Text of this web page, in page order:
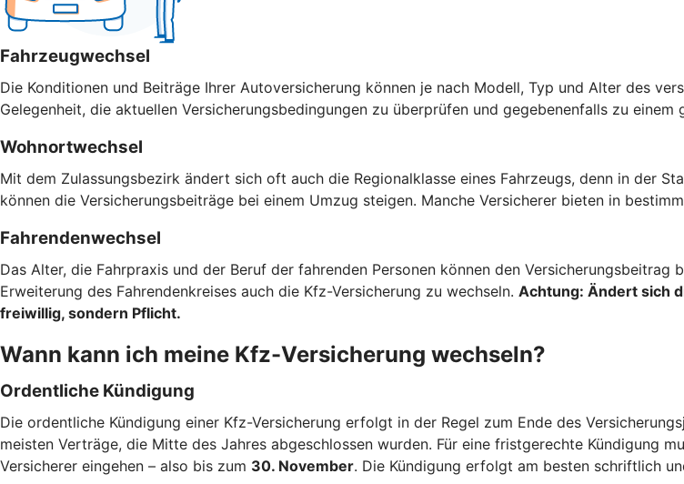
Fahrzeugwechsel
Die Konditionen und Beiträge Ihrer Autoversicherung können je nach Modell, Typ und Alter des
Gelegenheit, die aktuellen Versicherungsbedingungen zu überprüfen und gegebenenfalls zu einem
Wohnortwechsel
Mit dem Zulassungsbezirk ändert sich oft auch die Regionalklasse eines Fahrzeugs, denn in der
können die Versicherungsbeiträge bei einem Umzug steigen. Manche Versicherer bieten in
Fahrendenwechsel
Das Alter, die Fahrpraxis und der Beruf der fahrenden Personen können den
Erweiterung des Fahrendenkreises auch die Kfz-Versicherung zu wechseln. Achtung: Ändert sich
freiwillig, sondern Pflicht.
Wann kann ich meine Kfz-Versicherung wechseln?
Ordentliche Kündigung
Die ordentliche Kündigung einer Kfz-Versicherung erfolgt in der Regel zum Ende des
meisten Verträge, die Mitte des Jahres abgeschlossen wurden. Für eine fristgerechte Kündigung
Versicherer eingehen – also bis zum 30. November. Die Kündigung erfolgt am besten schriftlich